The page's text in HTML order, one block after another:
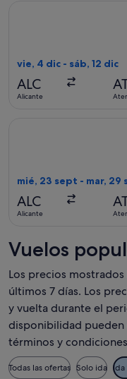
vie, 4 dic - sáb, 12 dic
ALC
Alicante
mié, 23 sept - mar, 29
ALC
Alicante
Vuelos
Los precios
últimos 7 días. Los
y vuelta durante el
disponibilidad pueden
términos y
Todas las ofertas Solo ida Ida